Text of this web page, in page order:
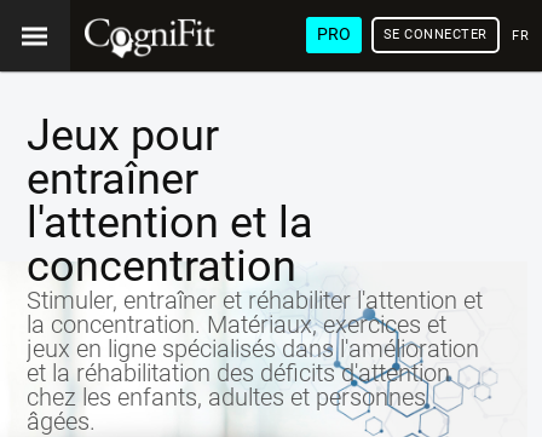
PRO SE CONNECTER
Jeux pour
entraîner
l'attention et la
concentration
Stimuler, entraîner et réhabiliter l'attention et
la concentration. Matériaux, exercices et
jeux en ligne spécialisés dans l'amélioration
et la réhabilitation des déficits d'attention
chez les enfants, adultes et personnes
âgées.